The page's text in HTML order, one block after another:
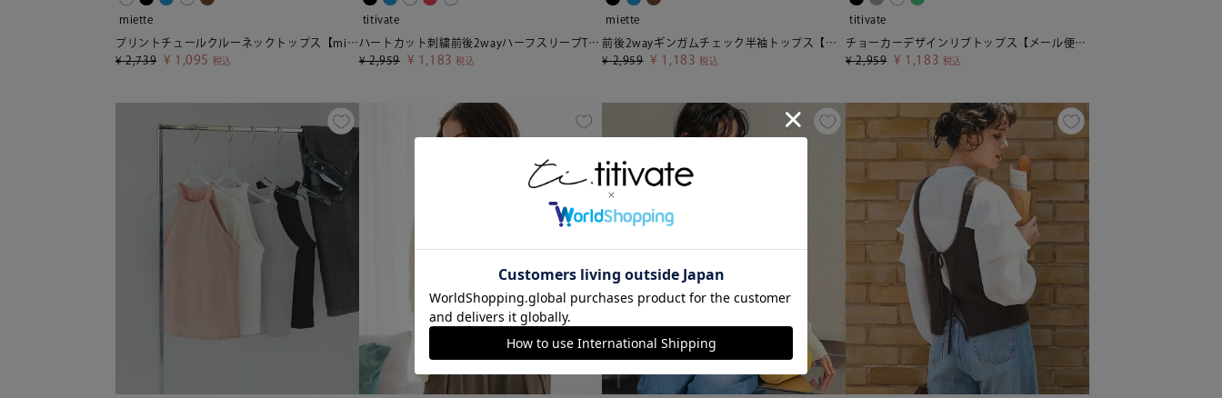
miette
プリントチュールクルーネックトップス【miette ミエット】【メール便可／30】
¥ 2,739 ¥ 1,095 税込
titivate
ハートカット刺繍前後2wayハーフスリーブTシャツ【メール便可／100】
¥ 2,959 ¥ 1,183 税込
miette
前後2wayギンガムチェック半袖トップス【miette ミエット】【メール便可／100】
¥ 2,959 ¥ 1,183 税込
titivate
チョーカーデザインリブトップス【メール便可／25】
¥ 2,959 ¥ 1,183 税込